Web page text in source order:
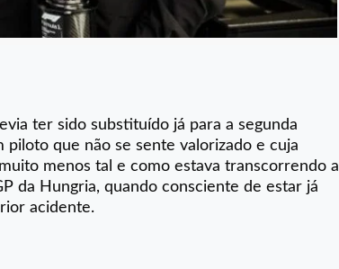
ter sido substituído já para a segunda
que não se sente valorizado e cuja
menos tal e como estava transcorrendo a
da Hungria, quando consciente de estar já
acidente.